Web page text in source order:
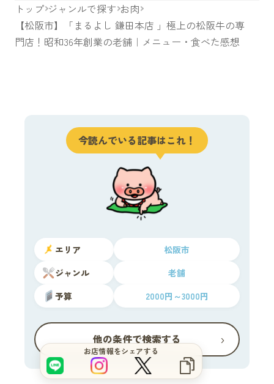
トップ ジャンルで探す お肉
【松阪市】「まるよし 鎌田本店 」極上の松阪牛の専
門店！昭和36年創業の老舗｜メニュー・食べた感想
今読んでいる記事はこれ！
エリア
松阪市
ジャンル
老舗
予算
2000円～3000円
他の条件で検索する ›
お店情報をシェアする
サイトをもっと良くするブヒ？